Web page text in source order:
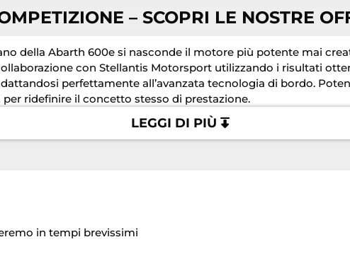
– SCOPRI LE NOSTRE
della Abarth 600e si nasconde il motore più potente mai
con Stellantis Motorsport utilizzando i risultati
perfettamente all’avanzata tecnologia di bordo.
ridefinire il concetto stesso di prestazione.
LEGGI DI PIÙ
in tempi brevissimi